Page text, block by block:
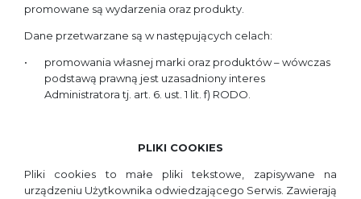
promowane są wydarzenia oraz produkty.
Dane przetwarzane są w następujących celach:
promowania własnej marki oraz produktów – wówczas
podstawą prawną jest uzasadniony interes
Administratora tj. art. 6. ust. 1 lit. f) RODO.
PLIKI COOKIES
Pliki cookies to małe pliki tekstowe, zapisywane na
urządzeniu Użytkownika odwiedzającego Serwis. Zawierają